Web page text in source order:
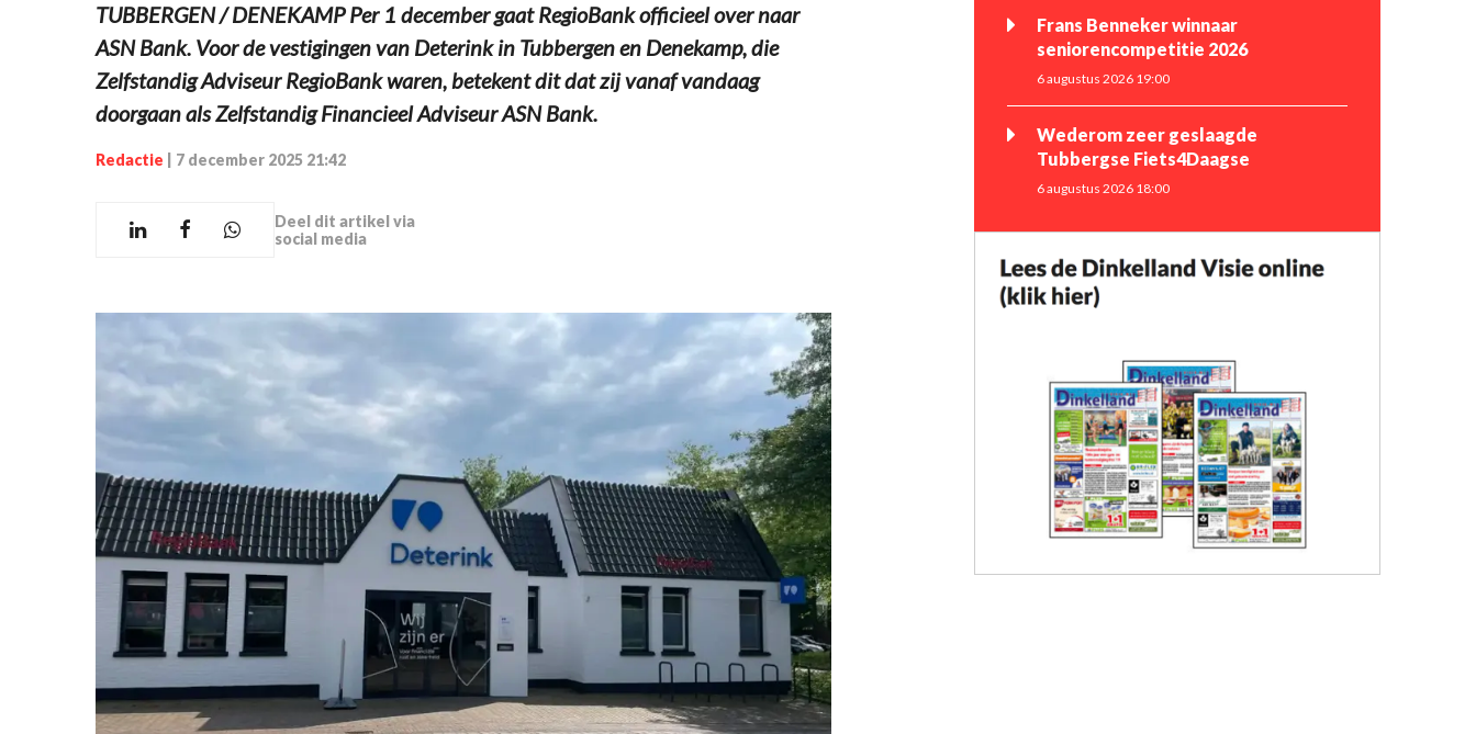
TUBBERGEN / DENEKAMP Per 1 december gaat RegioBank officieel over naar
ASN Bank. Voor de vestigingen van Deterink in Tubbergen en Denekamp, die
Zelfstandig Adviseur RegioBank waren, betekent dit dat zij vanaf vandaag
doorgaan als Zelfstandig Financieel Adviseur ASN Bank.
Redactie 7 december 2025 21:42
Deel dit artikel via
social media
Frans Benneker winnaar
seniorencompetitie 2026
6 augustus 2026 19:00
Wederom zeer geslaagde
Tubbergse Fiets4Daagse
6 augustus 2026 18:00